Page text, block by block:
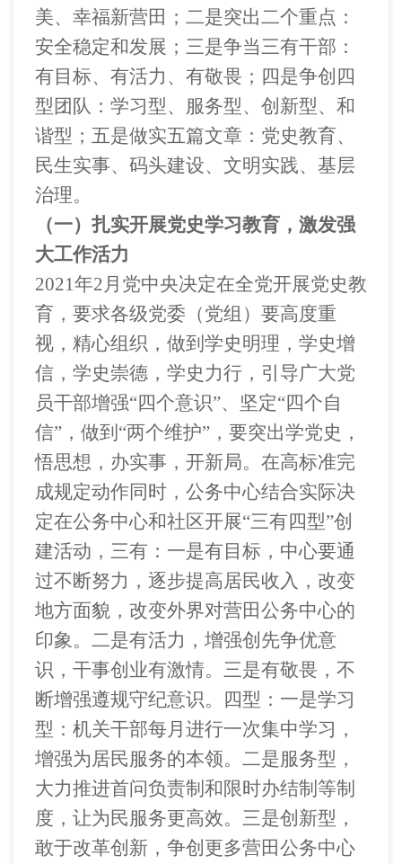
美、幸福新营田；二是突出二个重点：
安全稳定和发展；三是争当三有干部：
有目标、有活力、有敬畏；四是争创四
型团队：学习型、服务型、创新型、和
谐型；五是做实五篇文章：党史教育、
民生实事、码头建设、文明实践、基层
治理。
（一）扎实开展党史学习教育，激发强
大工作活力
2021年2月党中央决定在全党开展党史教
育，要求各级党委（党组）要高度重
视，精心组织，做到学史明理，学史增
信，学史崇德，学史力行，引导广大党
员干部增强“四个意识”、坚定“四个自
信”，做到“两个维护”，要突出学党史，
悟思想，办实事，开新局。在高标准完
成规定动作同时，公务中心结合实际决
定在公务中心和社区开展“三有四型”创
建活动，三有：一是有目标，中心要通
过不断努力，逐步提高居民收入，改变
地方面貌，改变外界对营田公务中心的
印象。二是有活力，增强创先争优意
识，干事创业有激情。三是有敬畏，不
断增强遵规守纪意识。四型：一是学习
型：机关干部每月进行一次集中学习，
增强为居民服务的本领。二是服务型，
大力推进首问负责制和限时办结制等制
度，让为民服务更高效。三是创新型，
敢于改革创新，争创更多营田公务中心